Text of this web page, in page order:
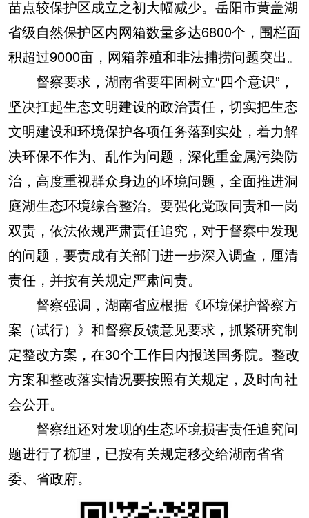
苗点较保护区成立之初大幅减少。岳阳市黄盖湖
省级自然保护区内网箱数量多达6800个，围栏面
积超过9000亩，网箱养殖和非法捕捞问题突出。
督察要求，湖南省要牢固树立“四个意识”，
坚决扛起生态文明建设的政治责任，切实把生态
文明建设和环境保护各项任务落到实处，着力解
决环保不作为、乱作为问题，深化重金属污染防
治，高度重视群众身边的环境问题，全面推进洞
庭湖生态环境综合整治。要强化党政同责和一岗
双责，依法依规严肃责任追究，对于督察中发现
的问题，要责成有关部门进一步深入调查，厘清
责任，并按有关规定严肃问责。
督察强调，湖南省应根据《环境保护督察方
案（试行）》和督察反馈意见要求，抓紧研究制
定整改方案，在30个工作日内报送国务院。整改
方案和整改落实情况要按照有关规定，及时向社
会公开。
督察组还对发现的生态环境损害责任追究问
题进行了梳理，已按有关规定移交给湖南省省
委、省政府。